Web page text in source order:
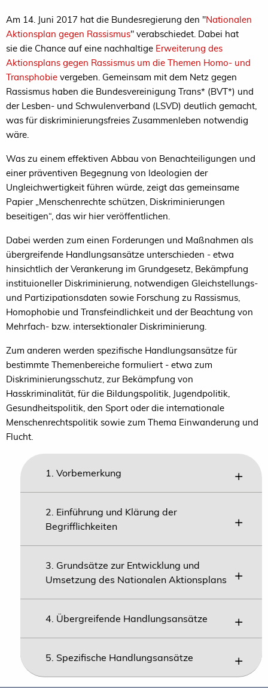
Am 14. Juni 2017 hat die Bundesregierung den "Nationalen
Aktionsplan gegen Rassismus" verabschiedet. Dabei hat
sie die Chance auf eine nachhaltige Erweiterung des
Aktionsplans gegen Rassismus um die Themen Homo- und
Transphobie vergeben. Gemeinsam mit dem Netz gegen
Rassismus haben die Bundesvereinigung Trans* (BVT*) und
der Lesben- und Schwulenverband (LSVD) deutlich gemacht,
was für diskriminierungsfreies Zusammenleben notwendig
wäre.
Was zu einem effektiven Abbau von Benachteiligungen und
einer präventiven Begegnung von Ideologien der
Ungleichwertigkeit führen würde, zeigt das gemeinsame
Papier „Menschenrechte schützen, Diskriminierungen
beseitigen“, das wir hier veröffentlichen.
Dabei werden zum einen Forderungen und Maßnahmen als
übergreifende Handlungsansätze unterschieden - etwa
hinsichtlich der Verankerung im Grundgesetz, Bekämpfung
instituioneller Diskriminierung, notwendigen Gleichstellungs-
und Partizipationsdaten sowie Forschung zu Rassismus,
Homophobie und Transfeindlichkeit und der Beachtung von
Mehrfach- bzw. intersektionaler Diskriminierung.
Zum anderen werden spezifische Handlungsansätze für
bestimmte Themenbereiche formuliert - etwa zum
Diskriminierungsschutz, zur Bekämpfung von
Hasskriminalität, für die Bildungspolitik, Jugendpolitik,
Gesundheitspolitik, den Sport oder die internationale
Menschenrechtspolitik sowie zum Thema Einwanderung und
Flucht.
1. Vorbemerkung
2. Einführung und Klärung der
Begrifflichkeiten
3. Grundsätze zur Entwicklung und
Umsetzung des Nationalen Aktionsplans
4. Übergreifende Handlungsansätze
5. Spezifische Handlungsansätze